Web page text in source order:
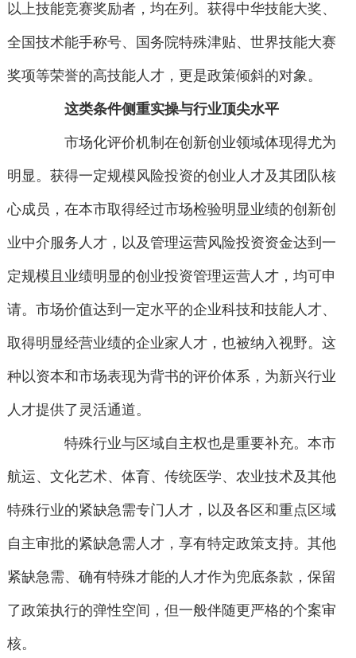
以上技能竞赛奖励者，均在列。获得中华技能大奖、
全国技术能手称号、国务院特殊津贴、世界技能大赛
奖项等荣誉的高技能人才，更是政策倾斜的对象。
这类条件侧重实操与行业顶尖水平
市场化评价机制在创新创业领域体现得尤为
明显。获得一定规模风险投资的创业人才及其团队核
心成员，在本市取得经过市场检验明显业绩的创新创
业中介服务人才，以及管理运营风险投资资金达到一
定规模且业绩明显的创业投资管理运营人才，均可申
请。市场价值达到一定水平的企业科技和技能人才、
取得明显经营业绩的企业家人才，也被纳入视野。这
种以资本和市场表现为背书的评价体系，为新兴行业
人才提供了灵活通道。
特殊行业与区域自主权也是重要补充。本市
航运、文化艺术、体育、传统医学、农业技术及其他
特殊行业的紧缺急需专门人才，以及各区和重点区域
自主审批的紧缺急需人才，享有特定政策支持。其他
紧缺急需、确有特殊才能的人才作为兜底条款，保留
了政策执行的弹性空间，但一般伴随更严格的个案审
核。